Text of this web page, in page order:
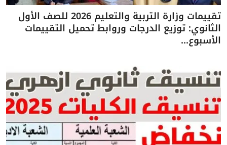
تقييمات وزارة التربية والتعليم 2026 للصف الأول
الثانوي: توزيع الدرجات وروابط تحميل التقييمات
الأسبوع...